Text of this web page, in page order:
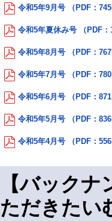
令和5年9月号 （PDF：
令和5年夏休み号 （PDF
令和5年8月号 （PDF：
令和5年7月号 （PDF：
令和5年6月号 （PDF：
令和5年5月号 （PDF：
令和5年4月号 （PDF：
【バック
ただきたい